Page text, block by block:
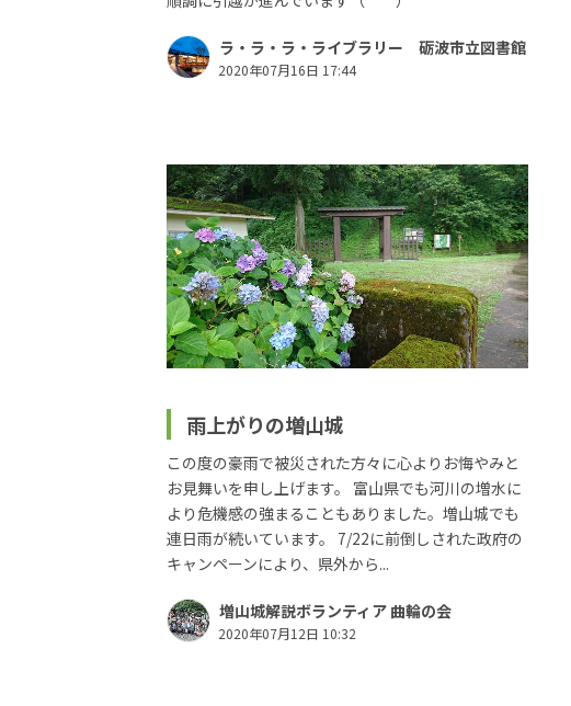
ラ・ラ・ラ・ライブラリー 砺波市立図書館
2020年07月16日 17:44
雨上がりの増山城
この度の豪雨で被災された方々に心よりお悔やみと
お見舞いを申し上げます。 富山県でも河川の増水に
より危機感の強まることもありました。増山城でも
連日雨が続いています。 7/22に前倒しされた政府の
キャンペーンにより、県外から...
増山城解説ボランティア 曲輪の会
2020年07月12日 10:32